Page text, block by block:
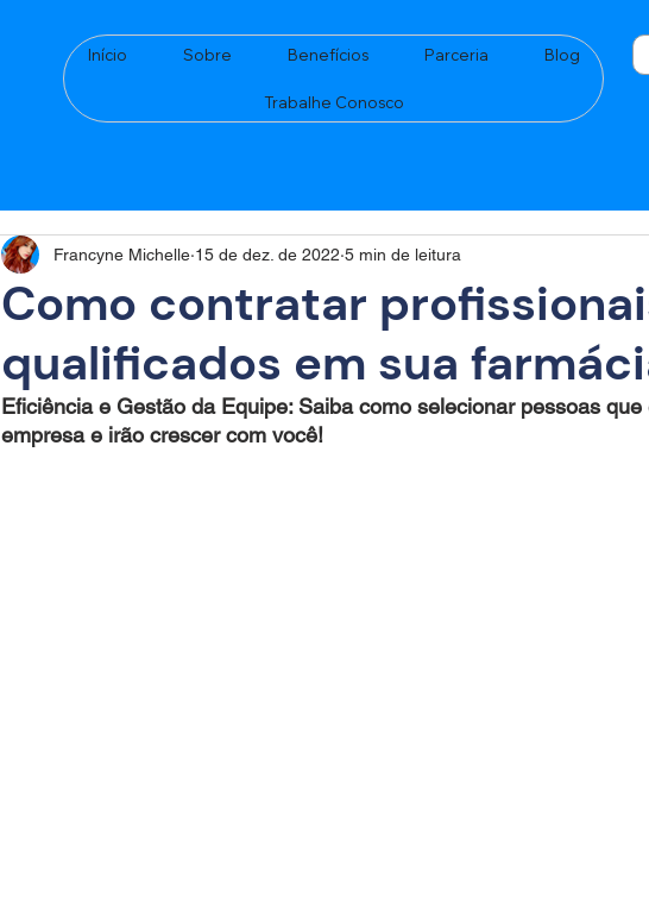
Início Sobre Benefícios Parceria Blog
Trabalhe Conosco
Como contratar
qualificados em sua
Francyne Michelle 15 de dez. de 2022 5 min de leitura
Eficiência e Gestão da Equipe: Saiba como selecionar pessoas
empresa e irão crescer com você!